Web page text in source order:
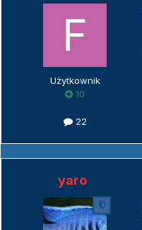
Użytkownik
10
22
yaro